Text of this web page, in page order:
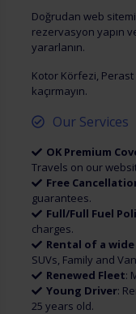
Doğrudan web
rezervasyon yapın
yararlanın.
Kotor Körfezi, Perast
kaçırmayın.
Our Services
OK Premium
Travels on our
Free
guarantees.
Full/Full Fuel
charges.
Rental of a
SUVs, Family and
Renewed Fleet:
Young Driver:
25 years old.